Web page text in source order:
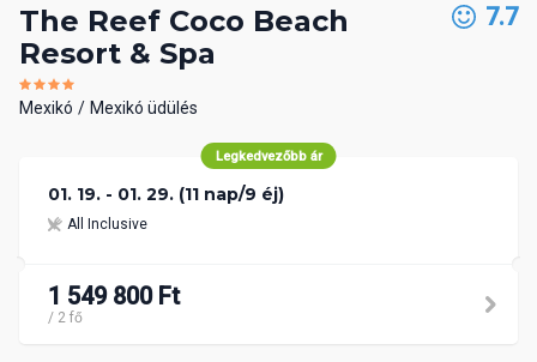
The Reef Coco Beach
Resort & Spa
Mexikó Mexikó üdülés
7.7
Legkedvezőbb ár
01. 19. - 01. 29. (11 nap/9 éj)
All Inclusive
1 549 800 Ft
/ 2 fő